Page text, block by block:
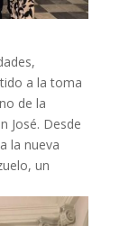
a la toma
de la
José. Desde
la nueva
un